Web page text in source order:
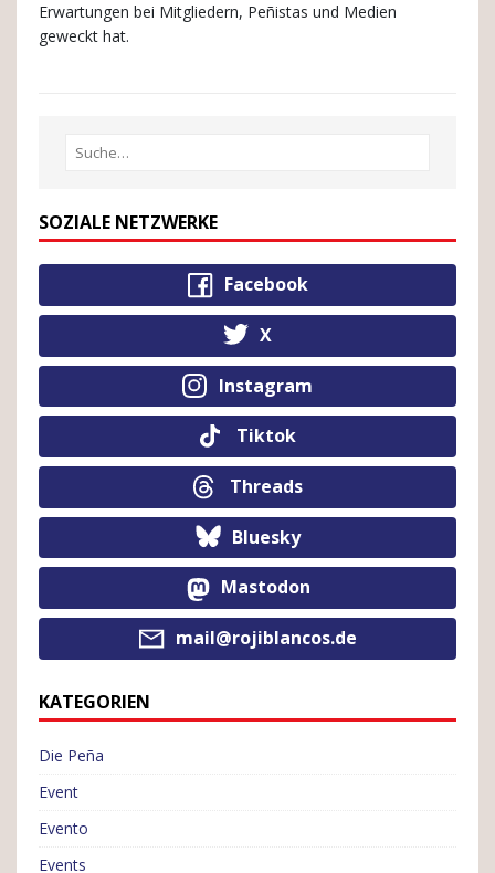
Erwartungen bei Mitgliedern, Peñistas und Medien
geweckt hat.
SOZIALE NETZWERKE
Facebook
X
Instagram
Tiktok
Threads
Bluesky
Mastodon
mail@rojiblancos.de
KATEGORIEN
Die Peña
Event
Evento
Events